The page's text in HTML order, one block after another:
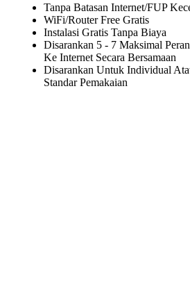
Tanpa Batasan Internet/FUP
WiFi/Router Free Gratis
Instalasi Gratis Tanpa Biaya
Disarankan 5 - 7 Maksimal
Ke Internet Secara Bersamaan
Disarankan Untuk Individual
Standar Pemakaian